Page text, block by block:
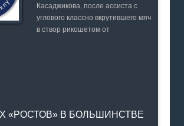
Касаджикова, после ассиста с
углового классно вкрутившего мяч
в створ рикошетом от
«РОСТОВ» В БОЛЬШИНСТВЕ